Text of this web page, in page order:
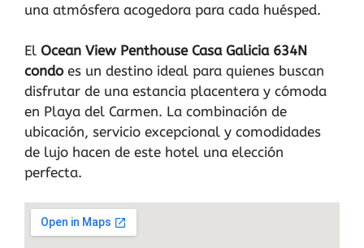
una atmósfera acogedora para cada huésped.
El Ocean View Penthouse Casa Galicia 634N
condoes un destino ideal para quienes buscan
disfrutar de una estancia placentera y cómoda
en Playa del Carmen. La combinación de
ubicación, servicio excepcional y comodidades
de lujo hacen de este hotel una elección
perfecta.